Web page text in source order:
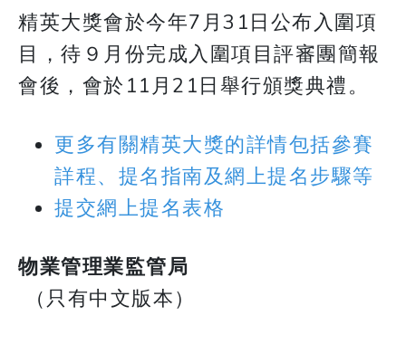
​​​​​​​精英大獎會於今年7月31日公布入圍項
目，待９月份完成入圍項目評審團簡報
會後，會於11月21日舉行頒獎典禮。
更多有關精英大獎的詳情包括參賽
詳程、提名指南及網上提名步驟等
提交網上提名表格
物業管理業監管局
​​​​​​​ （只有中文版本）